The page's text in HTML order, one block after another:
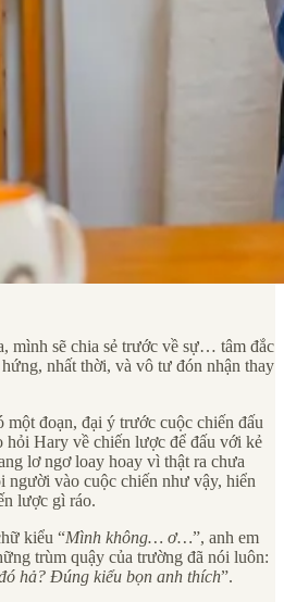
mình sẽ chia sẻ trước về sự… tâm đắc
nhất thời, và vô tư đón nhận thay
đoạn, đại ý trước cuộc chiến đấu
hỏi Hary về chiến lược để đấu với kẻ
lơ ngơ loay hoay vì thật ra chưa
người vào cuộc chiến như vậy, hiển
lược gì ráo.
kiểu “Mình không… ơ…”, anh em
trùm quậy của trường đã nói luôn:
hả? Đúng kiểu bọn anh thích”.